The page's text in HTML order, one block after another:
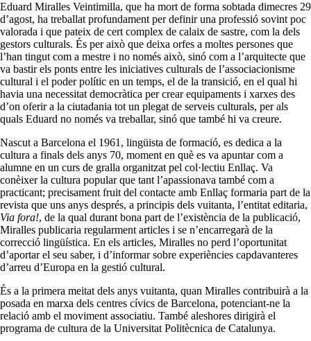
Eduard Miralles Veintimilla, que ha mort de forma sobtada dimecres 29
d’agost, ha treballat profundament per definir una professió sovint poc
valorada i que pateix de cert complex de calaix de sastre, com la dels
gestors culturals. És per això que deixa orfes a moltes persones que
l’han tingut com a mestre i no només això, sinó com a l’arquitecte que
va bastir els ponts entre les iniciatives culturals de l’associacionisme
cultural i el poder polític en un temps, el de la transició, en el qual hi
havia una necessitat democràtica per crear equipaments i xarxes des
d’on oferir a la ciutadania tot un plegat de serveis culturals, per als
quals Eduard no només va treballar, sinó que també hi va creure.
Nascut a Barcelona el 1961, lingüista de formació, es dedica a la
cultura a finals dels anys 70, moment en què es va apuntar com a
alumne en un curs de gralla organitzat pel col·lectiu Enllaç. Va
conèixer la cultura popular que tant l’apassionava també com a
practicant; precisament fruit del contacte amb Enllaç formaria part de la
revista que uns anys després, a principis dels vuitanta, l’entitat editaria,
Via fora!, de la qual durant bona part de l’existència de la publicació,
Miralles publicaria regularment articles i se n’encarregarà de la
correcció lingüística. En els articles, Miralles no perd l’oportunitat
d’aportar el seu saber, i d’informar sobre experiències capdavanteres
d’arreu d’Europa en la gestió cultural.
És a la primera meitat dels anys vuitanta, quan Miralles contribuirà a la
posada en marxa dels centres cívics de Barcelona, potenciant-ne la
relació amb el moviment associatiu. També aleshores dirigirà el
programa de cultura de la Universitat Politècnica de Catalunya.